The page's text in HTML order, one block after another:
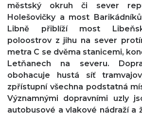
městský okruh či sever
Holešovičky a most
Libně přiblíží most
poloostrov z jihu na sever
metra C se dvěma stanicemi,
Letňanech na severu.
obohacuje hustá síť
zpřístupní všechna podstatná
Významnými dopravními uzly
autobusové a vlakové nádraží a